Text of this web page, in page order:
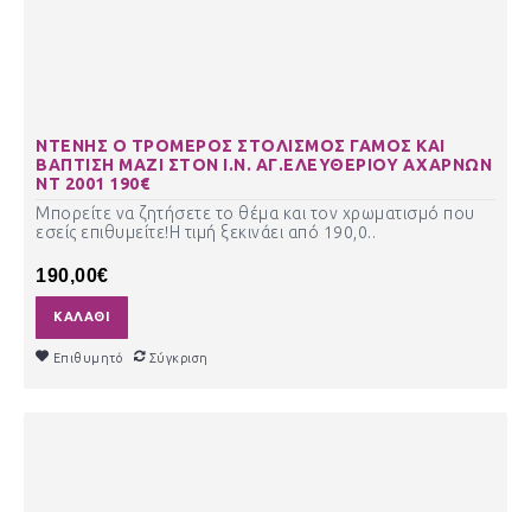
ΝΤΕΝΗΣ Ο ΤΡΟΜΕΡΟΣ ΣΤΟΛΙΣΜΟΣ ΓΑΜΟΣ ΚΑΙ
ΒΑΠΤΙΣΗ ΜΑΖΙ ΣΤΟΝ Ι.Ν. ΑΓ.ΕΛΕΥΘΕΡΙΟΥ ΑΧΑΡΝΩΝ
ΝΤ 2001 190€
Μπορείτε να ζητήσετε το θέμα και τον χρωματισμό που
εσείς επιθυμείτε!Η τιμή ξεκινάει από 190,0..
190,00€
ΚΑΛΆΘΙ
Επιθυμητό Σύγκριση